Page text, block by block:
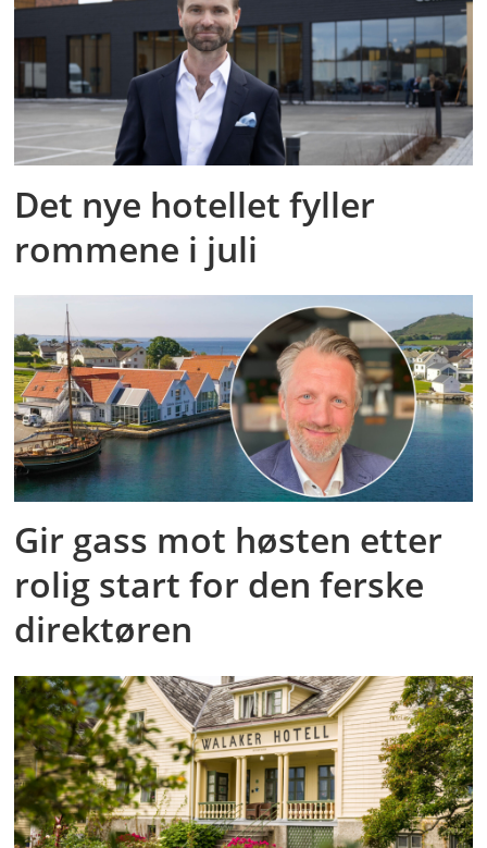
Det nye hotellet fyller
rommene i juli
Gir gass mot høsten etter
rolig start for den ferske
direktøren